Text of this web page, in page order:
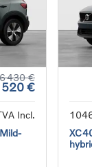
430 €
520 €
Incl.